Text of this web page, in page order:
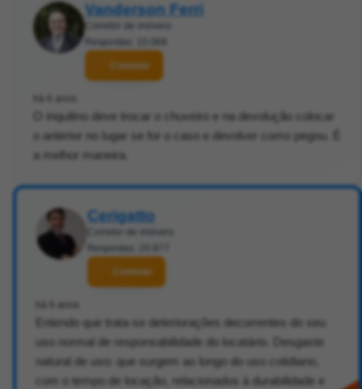
Vanderson Ferri
Contatar
O inquilino deve trocar o chuveiro e na devolução colocar
o anterior no lugar se for o caso e devolver como pegou. É
a melhor maneira.
Cerigatto
Contatar
Entendo que trata-se deteriorações decorrentes do seu
uso normal de responsabilidade do locatário. Desgaste
natural de uso: que surgem ao longo do uso cotidiano,
com o tempo de locação, relacionados à durabilidade e